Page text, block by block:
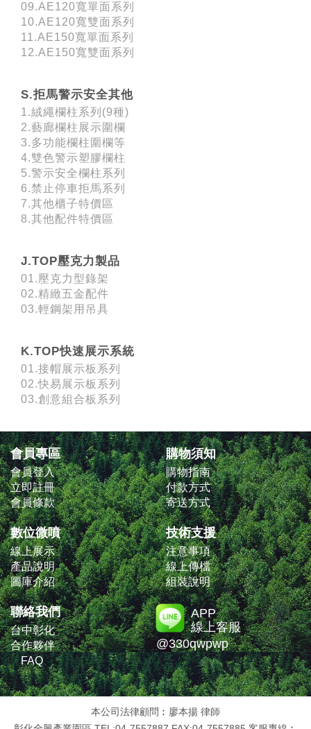
09.AE120寬單面系列
10.AE120寬雙面系列
11.AE150寬單面系列
12.AE150寬雙面系列
S.拒馬警示安全其他
1.絨繩欄柱系列(9種)
2.藝廊欄柱展示圍欄
3.多功能欄柱圍欄等
4.雙色警示塑膠欄柱
5.警示安全欄柱系列
6.禁止停車拒馬系列
7.其他櫃子特價區
8.其他配件特價區
J.TOP壓克力製品
01.壓克力型錄架
02.精緻五金配件
03.輕鋼架用吊具
K.TOP快速展示系統
01.接帽展示板系列
02.快易展示板系列
03.創意組合板系列
會員專區
會員登入
立即註冊
會員條款
購物須知
購物指南
付款方式
寄送方式
數位微噴
線上展示
產品說明
圖庫介紹
技術支援
注意事項
線上傳檔
組裝說明
聯絡我們
台中彰化
合作夥伴
FAQ
APP
線上客服
@330qwpwp
本公司法律顧問︰廖本揚 律師